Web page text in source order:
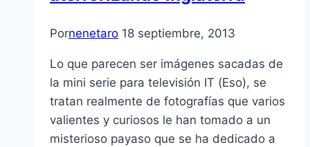
Pornenetaro 18 septiembre, 2013
Lo que parecen ser imágenes sacadas de
la mini serie para televisión IT (Eso), se
tratan realmente de fotografías que varios
valientes y curiosos le han tomado a un
misterioso payaso que se ha dedicado a